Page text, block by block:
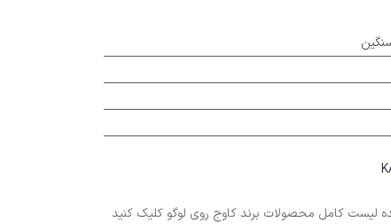
لیست کامل محصولات برند کاوج روی لوگو کلیک کنید